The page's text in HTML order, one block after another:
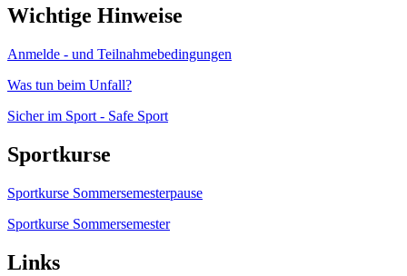
Wichtige Hinweise
Anmelde - und Teilnahmebedingungen
Was tun beim Unfall?
Sicher im Sport - Safe Sport
Sportkurse
Sportkurse Sommersemesterpause
Sportkurse Sommersemester
Links